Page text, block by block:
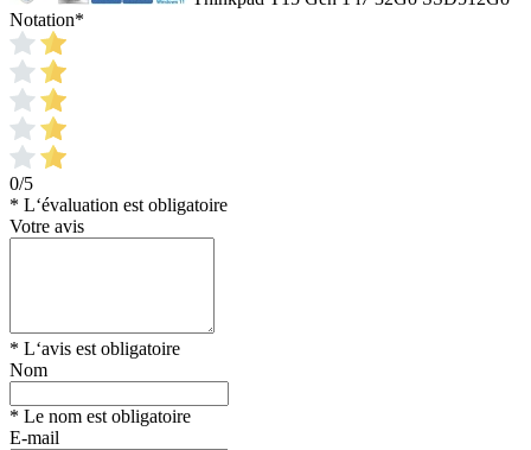
Notation*
0/5
* L‘évaluation est obligatoire
Votre avis
* L‘avis est obligatoire
Nom
* Le nom est obligatoire
E-mail